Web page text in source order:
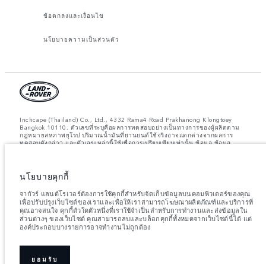
ข้อตกลงและเงื่อนไข
นโยบายความเป็นส่วนตัว
Inchcape (Thailand) Co., Ltd., 4332 Rama4 Road Prakhanong Klongtoey
Bangkok 10110. ตัวเลขที่ระบุคือผลการทดสอบอย่างเป็นทางการของผู้ผลิตตาม
กฎหมายสหภาพยุโรป ปริมาณน้ำมันที่ยานยนต์ใช้จริงอาจแตกต่างจากผลการ
ทดสอบดังกล่าว และตัวเลขเหล่านี้ใช้เพื่อการเปรียบเทียบเท่านั้น ข้อมูล ข้อมูล
หมายเหตุสำคัญเกี่ยวกับภาพและข้อมูล:
โลกกำลังส่งผลกระทบต่อข้อกำหนดเฉพาะของการผลิตรถยนต์ ความพร้อมของตัว
เลือก และกำหนดเวลาในการประกอบรถยนต์ ซึ่งเป็นสถานการณ์ที่มีการ
เปลี่ยนแปลง และด้วยเหตุนี้ภาพที่ใช้ภายในเว็บไซต์ในปัจจุบันจึงอาจไม่สะท้อนถึง
ข้อกำหนดคุณลักษณะ ตัวเลือกการตกแต่ง และโครงร่างสีของรถยนต์ที่มีในปัจจุบัน
โปรดปรึกษาผู้ค้าปลีกของคุณซึ่งจะสามารถยืนยันข้อจำกัดปัจจุบันกับคุณได้ เพื่อให้
คุณมีตัวเลือกและข้อมูลที่ครบถ้วน
ว่าน้ำหนักรวมของรถยนต์และน้ำหนักบรรทุกสูงสุดของแต่ละเพลาไม่เกินค่าที่
นโยบายคุกกี้
จากัวร์ แลนด์โรเวอร์ต้องการใช้คุกกี้สำหรับจัดเก็บข้อมูลบนคอมพิวเตอร์ของคุณ
เพื่อปรับปรุงเว็บไซต์ของเราและเพื่อให้เราสามารถโฆษณาผลิตภัณฑ์และบริการที่
คุณอาจสนใจ คุกกี้ตัวใดตัวหนึ่งที่เราใช้จำเป็นสำหรับการทำงานและส่งข้อมูลใน
ส่วนต่างๆ ของเว็บไซต์ คุณสามารถลบและบล็อกคุกกี้ทั้งหมดจากเว็บไซต์นี้ได้ แต่
องค์ประกอบบางรายการอาจทำงานไม่ถูกต้อง
ยอมรับ